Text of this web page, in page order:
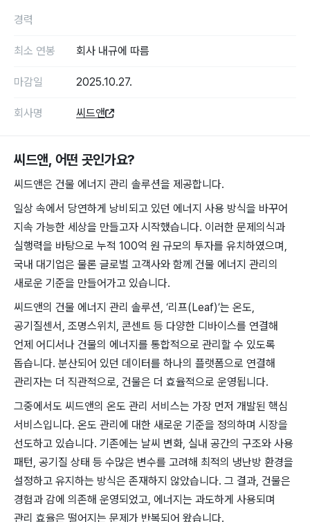
씨드앤, 어떤 곳인가요?
씨드앤은 건물 에너지 관리 솔루션을 제공합니다.
일상 속에서 당연하게 낭비되고 있던 에너지 사용 방식을 바꾸어
지속 가능한 세상을 만들고자 시작했습니다. 이러한 문제의식과
실행력을 바탕으로 누적 100억 원 규모의 투자를 유치하였으며,
국내 대기업은 물론 글로벌 고객사와 함께 건물 에너지 관리의
새로운 기준을 만들어가고 있습니다.
씨드앤의 건물 에너지 관리 솔루션, ‘리프(Leaf)’는 온도,
공기질센서, 조명스위치, 콘센트 등 다양한 디바이스를 연결해
언제 어디서나 건물의 에너지를 통합적으로 관리할 수 있도록
돕습니다. 분산되어 있던 데이터를 하나의 플랫폼으로 연결해
관리자는 더 직관적으로, 건물은 더 효율적으로 운영됩니다.
그중에서도 씨드앤의 온도 관리 서비스는 가장 먼저 개발된 핵심
서비스입니다. 온도 관리에 대한 새로운 기준을 정의하며 시장을
선도하고 있습니다. 기존에는 날씨 변화, 실내 공간의 구조와 사용
패턴, 공기질 상태 등 수많은 변수를 고려해 최적의 냉난방 환경을
설정하고 유지하는 방식은 존재하지 않았습니다. 그 결과, 건물은
경험과 감에 의존해 운영되었고, 에너지는 과도하게 사용되며
관리 효율은 떨어지는 문제가 반복되어 왔습니다.
경력
최소 연봉 회사 내규에 따름
마감일 2025.10.27.
회사명 씨드앤